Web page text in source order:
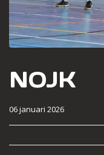
NOJK
06 januari 2026